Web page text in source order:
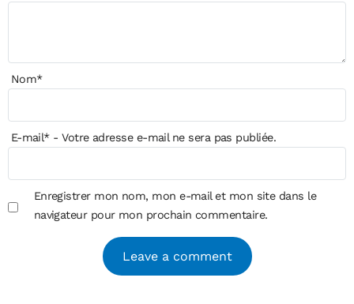
Nom*
E-mail*- Votre adresse e-mail ne sera pas publiée.
Enregistrer mon nom, mon e-mail et mon site dans le
navigateur pour mon prochain commentaire.